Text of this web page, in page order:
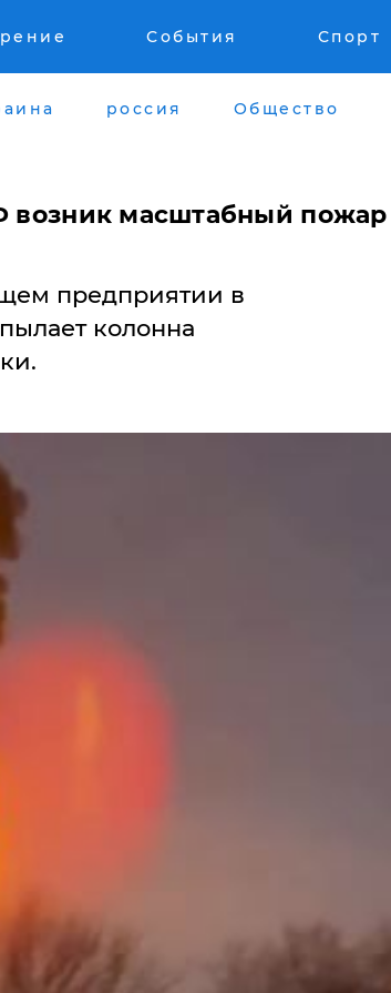
События Спорт
россия Общество
возник масштабный пожар
предприятии в
колонна